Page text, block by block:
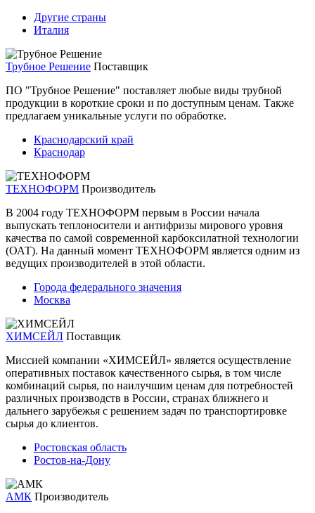
Другие страны
Италия
Трубное Решение Поставщик
ПО "Трубное Решение" поставляет любые виды трубной
продукции в короткие сроки и по доступным ценам. Также
предлагаем уникальные услуги по обработке.
Краснодарский край
Краснодар
ТЕХНОФОРМ Производитель
В 2004 году ТЕХНОФОРМ первым в России начала
выпускать теплоносители и антифризы мирового уровня
качества по самой современной карбоксилатной технологии
(ОАТ). На данный момент ТЕХНОФОРМ является одним из
ведущих производителей в этой области.
Города федерального значения
Москва
ХИМСЕЙЛ Поставщик
Миссией компании «ХИМСЕЙЛ» является осуществление
оперативных поставок качественного сырья, в том числе
комбинаций сырья, по наилучшим ценам для потребностей
различных производств в России, странах ближнего и
дальнего зарубежья с решением задач по транспортировке
сырья до клиентов.
Ростовская область
Ростов-на-Дону
АМК Производитель